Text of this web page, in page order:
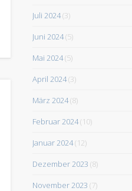
Juli 2024(3)
Juni 2024(5)
Mai 2024(5)
April 2024(3)
März 2024(8)
Februar 2024(10)
Januar 2024(12)
Dezember 2023 (8)
November 2023 (7)